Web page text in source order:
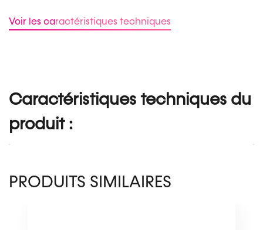
Voir les caractéristiques techniques
Caractéristiques techniques du
produit :
PRODUITS SIMILAIRES